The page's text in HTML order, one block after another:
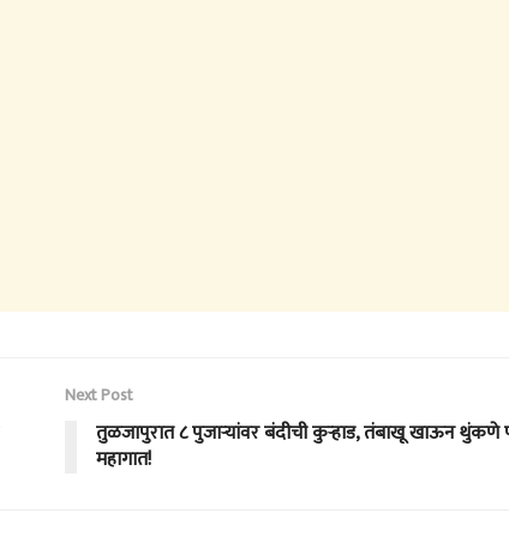
Next Post
तुळजापुरात ८ पुजाऱ्यांवर बंदीची कुऱ्हाड, तंबाखू खाऊन
महागात!